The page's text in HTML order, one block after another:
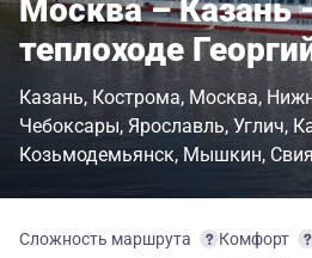
Москва – Казань
теплоходе
Казань Кострома Москва
Чебоксары Ярославль Углич
Козьмодемьянск Мышкин
Сложность маршрута Комфорт